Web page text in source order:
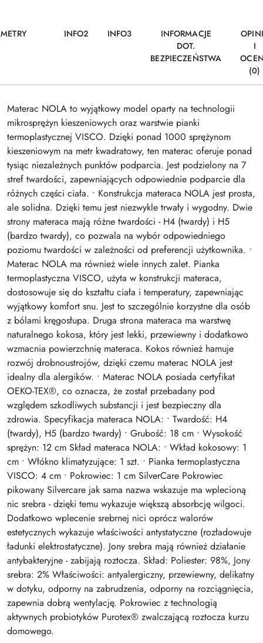
INFO2 INFO3
INFORMACJE
DOT.
BEZPIECZEŃSTWA
I
(0)
Materac NOLA to wyjątkowy model oparty na technologii
mikrosprężyn kieszeniowych oraz warstwie pianki
termoplastycznej VISCO. Dzięki ponad 1000 sprężynom
kieszeniowym na metr kwadratowy, ten materac oferuje ponad
tysiąc niezależnych punktów podparcia. Jest podzielony na 7
stref twardości, zapewniających odpowiednie podparcie dla
różnych części ciała. • Konstrukcja materaca NOLA jest prosta,
ale solidna. Dzięki temu jest niezwykle trwały i wygodny. Dwie
strony materaca mają różne twardości - H4 (twardy) i H5
(bardzo twardy), co pozwala na wybór odpowiedniego
poziomu twardości w zależności od preferencji użytkownika. •
Materac NOLA ma również wiele innych zalet. Pianka
termoplastyczna VISCO, użyta w konstrukcji materaca,
dostosowuje się do kształtu ciała i temperatury, zapewniając
wyjątkowy komfort snu. Jest to szczególnie korzystne dla osób
z bólami kręgosłupa. Druga strona materaca ma warstwę
naturalnego kokosa, który jest lekki, przewiewny i dodatkowo
wzmacnia powierzchnię materaca. Kokos również hamuje
rozwój drobnoustrojów, dzięki czemu materac NOLA jest
idealny dla alergików. • Materac NOLA posiada certyfikat
OEKO-TEX®, co oznacza, że został przebadany pod
względem szkodliwych substancji i jest bezpieczny dla
zdrowia. Specyfikacja materaca NOLA: • Twardość: H4
(twardy), H5 (bardzo twardy) • Grubość: 18 cm • Wysokość
sprężyn: 12 cm Skład materaca NOLA: • Wkład kokosowy: 1
cm • Włókno klimatyzujące: 1 szt. • Pianka termoplastyczna
VISCO: 4 cm • Pokrowiec: 1 cm SilverCare Pokrowiec
pikowany Silvercare jak sama nazwa wskazuje ma wplecioną
nic srebra - dzięki temu wykazuje większą absorbcję wilgoci.
Dodatkowo wplecenie srebrnej nici oprócz walorów
estetycznych wykazuje właściwości antystatyczne (rozładowuje
ładunki elektrostatyczne). Jony srebra mają również działanie
antybakteryjne - zabijają roztocza. Skład: Poliester: 98%, Jony
srebra: 2% Właściwości: antyalergiczny, przewiewny, delikatny
w dotyku, odporny na zabrudzenia, odporny na rozciągnięcia,
zapewnia dobrą wentylację. Pokrowiec z technologią
aktywnych probiotyków Purotex® zwalczającą roztocza kurzu
domowego.